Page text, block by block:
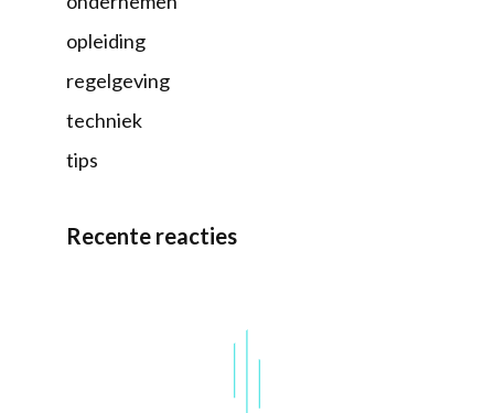
opleiding
regelgeving
techniek
tips
Recente reacties